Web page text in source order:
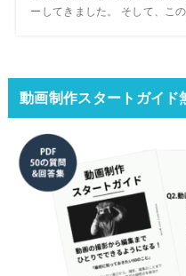
ーしてきました。 そして、こ
動画制作スタートガイド